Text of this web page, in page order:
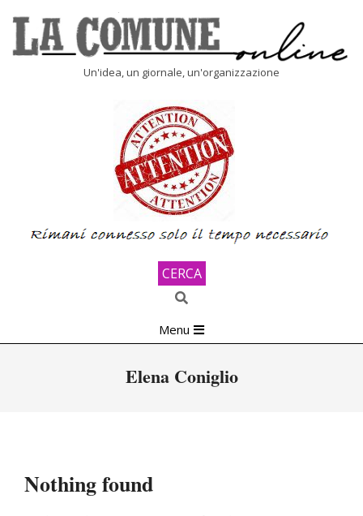
content
Un'idea, un giornale, un'organizzazione
CERCA
Search
Navigation
Menu
Elena Coniglio
Nothing found